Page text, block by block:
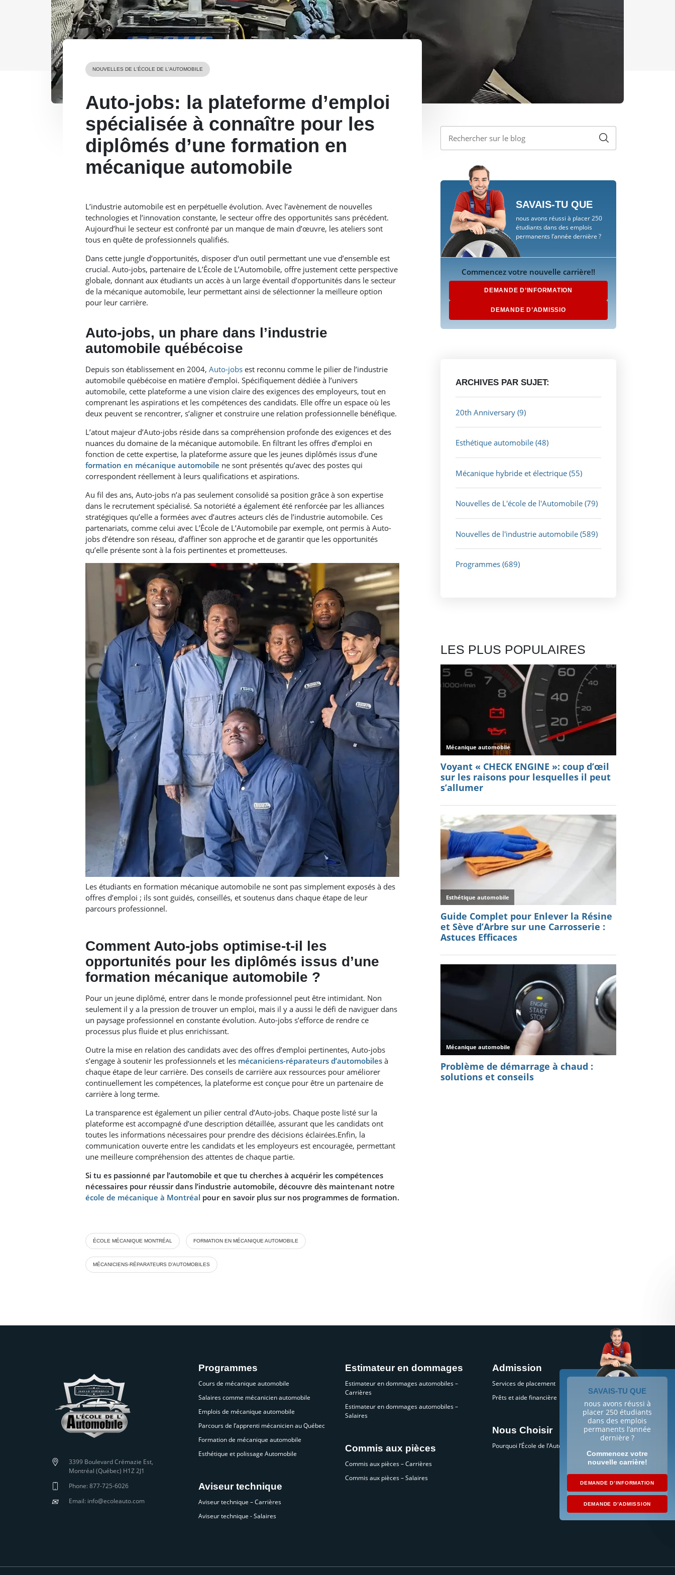
NOUVELLES DE L'ÉCOLE DE L'AUTOMOBILE
Auto-jobs: la plateforme d’emploi
spécialisée à connaître pour les
diplômés d’une formation en
mécanique automobile
L’industrie automobile est en perpétuelle évolution. Avec l’avènement de nouvelles
technologies et l’innovation constante, le secteur offre des opportunités sans précédent.
Aujourd’hui le secteur est confronté par un manque de main d’œuvre, les ateliers sont
tous en quête de professionnels qualifiés.
Dans cette jungle d’opportunités, disposer d’un outil permettant une vue d’ensemble est
crucial. Auto-jobs, partenaire de L’École de L’Automobile, offre justement cette perspective
globale, donnant aux étudiants un accès à un large éventail d’opportunités dans le secteur
de la mécanique automobile, leur permettant ainsi de sélectionner la meilleure option
pour leur carrière.
Auto-jobs, un phare dans l’industrie
automobile québécoise
Depuis son établissement en 2004, Auto-jobsest reconnu comme le pilier de l’industrie
automobile québécoise en matière d’emploi. Spécifiquement dédiée à l’univers
automobile, cette plateforme a une vision claire des exigences des employeurs, tout en
comprenant les aspirations et les compétences des candidats. Elle offre un espace où les
deux peuvent se rencontrer, s’aligner et construire une relation professionnelle bénéfique.
L’atout majeur d’Auto-jobs réside dans sa compréhension profonde des exigences et des
nuances du domaine de la mécanique automobile. En filtrant les offres d’emploi en
fonction de cette expertise, la plateforme assure que les jeunes diplômés issus d’une
formation en mécanique automobile ne sont présentés qu’avec des postes qui
correspondent réellement à leurs qualifications et aspirations.
Au fil des ans, Auto-jobs n’a pas seulement consolidé sa position grâce à son expertise
dans le recrutement spécialisé. Sa notoriété a également été renforcée par les alliances
stratégiques qu’elle a formées avec d’autres acteurs clés de l’industrie automobile. Ces
partenariats, comme celui avec L’École de L’Automobile par exemple, ont permis à Auto-
jobs d’étendre son réseau, d’affiner son approche et de garantir que les opportunités
qu’elle présente sont à la fois pertinentes et prometteuses.
Les étudiants en formation mécanique automobile ne sont pas simplement exposés à des
offres d’emploi ; ils sont guidés, conseillés, et soutenus dans chaque étape de leur
parcours professionnel.
Comment Auto-jobs optimise-t-il les
opportunités pour les diplômés issus d’une
formation mécanique automobile ?
Pour un jeune diplômé, entrer dans le monde professionnel peut être intimidant. Non
seulement il y a la pression de trouver un emploi, mais il y a aussi le défi de naviguer dans
un paysage professionnel en constante évolution. Auto-jobs s’efforce de rendre ce
processus plus fluide et plus enrichissant.
Outre la mise en relation des candidats avec des offres d’emploi pertinentes, Auto-jobs
s’engage à soutenir les professionnels et les mécaniciens-réparateurs d’automobilesà
chaque étape de leur carrière. Des conseils de carrière aux ressources pour améliorer
continuellement les compétences, la plateforme est conçue pour être un partenaire de
carrière à long terme.
La transparence est également un pilier central d’Auto-jobs. Chaque poste listé sur la
plateforme est accompagné d’une description détaillée, assurant que les candidats ont
toutes les informations nécessaires pour prendre des décisions éclairées.Enfin, la
communication ouverte entre les candidats et les employeurs est encouragée, permettant
une meilleure compréhension des attentes de chaque partie.
Si tu es passionné par l’automobile et que tu cherches à acquérir les compétences
nécessaires pour réussir dans l’industrie automobile, découvre dès maintenant notre
école de mécanique à Montréal pour en savoir plus sur nos programmes de formation.
ÉCOLE MÉCANIQUE MONTRÉAL FORMATION EN MÉCANIQUE AUTOMOBILE
MÉCANICIENS-RÉPARATEURS D’AUTOMOBILES
SAVAIS-TU QUE
nous avons réussi à placer 250
étudiants dans des emplois
permanents l’année dernière ?
Commencez votre nouvelle carrière!!
DEMANDE D’INFORMATION
DEMANDE D’ADMISSIO
ARCHIVES PAR SUJET:
20th Anniversary (9)
Esthétique automobile (48)
Mécanique hybride et électrique (55)
Nouvelles de L'école de l'Automobile (79)
Nouvelles de l'industrie automobile (589)
Programmes (689)
LES PLUS POPULAIRES
3399 Boulevard Crémazie Est,
Montréal (Québec) H1Z 2J1
Phone: 877-725-6026
✉ Email: info@ecoleauto.com
Programmes
Cours de mécanique automobile
Salaires comme mécanicien automobile
Emplois de mécanique automobile
Parcours de l’apprenti mécanicien au Québec
Formation de mécanique automobile
Esthétique et polissage Automobile
Aviseur technique
Aviseur technique – Carrières
Aviseur technique - Salaires
Estimateur en dommages
Estimateur en dommages automobiles –
Carrières
Estimateur en dommages automobiles –
Salaires
Commis aux pièces
Commis aux pièces – Carrières
Commis aux pièces – Salaires
Admission
Services de placement
Prêts et aide financière
Nous Choisir
Pourquoi l’École de l’Automobile?
SAVAIS-TU QUE
nous avons réussi à
placer 250 étudiants
dans des emplois
permanents l’année
dernière ?
Commencez votre
nouvelle carrière!
DEMANDE D’INFORMATION
DEMANDE D’ADMISSION